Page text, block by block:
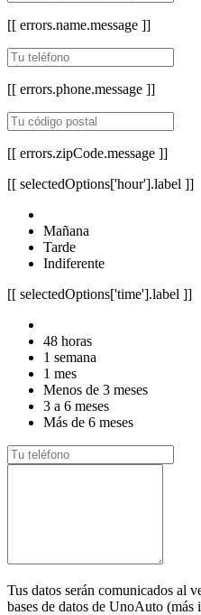
[[ errors.name.message ]]
[[ errors.phone.message ]]
[[ errors.zipCode.message ]]
[[ selectedOptions['hour'].label ]]
Mañana
Tarde
Indiferente
[[ selectedOptions['time'].label ]]
48 horas
1 semana
1 mes
Menos de 3 meses
3 a 6 meses
Más de 6 meses
Tus datos serán comunicados al
bases de datos de UnoAuto (más